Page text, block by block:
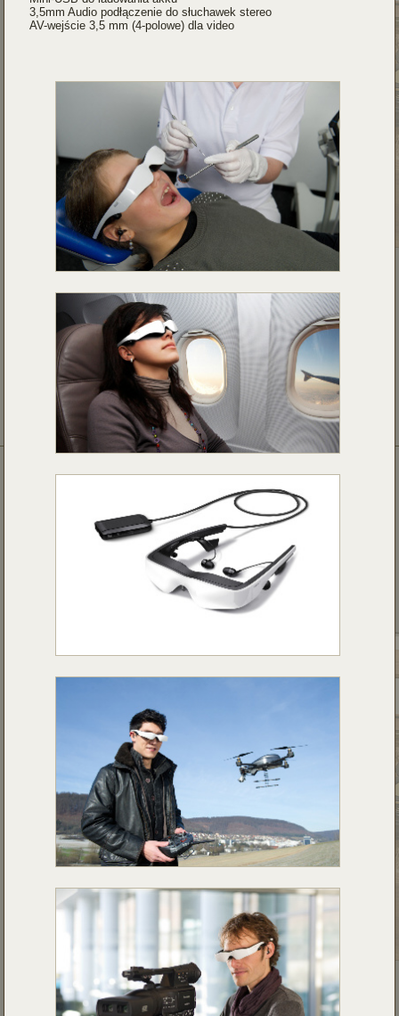
3,5mm Audio podłączenie do słuchawek stereo
AV-wejście 3,5 mm (4-polowe) dla video